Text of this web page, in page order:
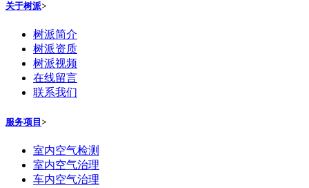
关于树派>
树派简介
树派资质
树派视频
在线留言
联系我们
服务项目 >
室内空气检测
室内空气治理
车内空气治理